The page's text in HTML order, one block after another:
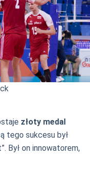
złoty medal
tego sukcesu był
Był on innowatorem,